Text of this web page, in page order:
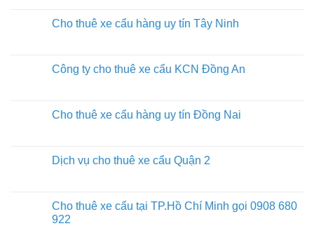
Cho thuê xe cẩu hàng uy tín Tây Ninh
Công ty cho thuê xe cẩu KCN Đồng An
Cho thuê xe cẩu hàng uy tín Đồng Nai
Dịch vụ cho thuê xe cẩu Quận 2
Cho thuê xe cẩu tại TP.Hồ Chí Minh gọi 0908 680
922